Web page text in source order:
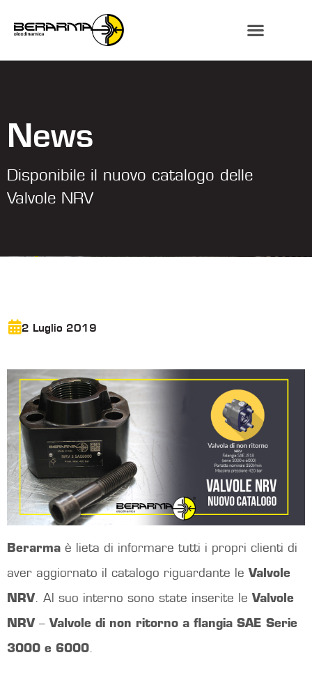
News
Disponibile il nuovo catalogo delle
Valvole NRV
2 Luglio 2019
Berarma è lieta di informare tutti i propri clienti di
aver aggiornato il catalogo riguardante le Valvole
NRV . Al suo interno sono state inserite le Valvole
NRV Valvole di non ritorno a flangia SAE Serie
3000 e 6000